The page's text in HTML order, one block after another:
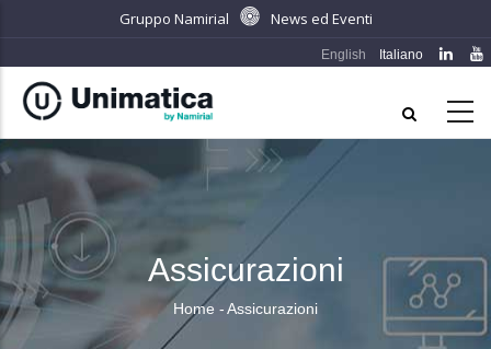
principale
Gruppo Namirial News ed Eventi
Italiano
English
Assicurazioni
Briciole
Home -Assicurazioni